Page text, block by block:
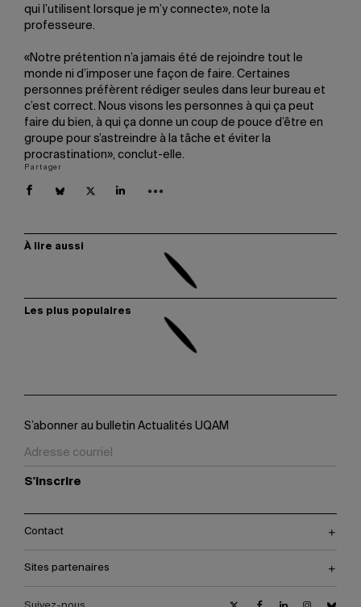
qui l’utilisent lorsque je m’y connecte», note la
professeure.
«Notre prétention n’a jamais été de rejoindre tout le
monde ni d’imposer une façon de faire. Certaines
personnes préfèrent rédiger seules dans leur bureau et
c’est correct. Nous visons les personnes à qui ça peut
faire du bien, à qui ça donne un coup de pouce d’être en
groupe pour s’astreindre à la tâche et éviter la
procrastination», conclut-elle.
Partager
À lire aussi
Les plus populaires
S’abonner au bulletin Actualités UQAM
S'inscrire
Contact
Sites partenaires